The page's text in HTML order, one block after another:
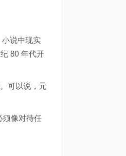
小说中现实
80 年代开
可以说，元
须像对待任